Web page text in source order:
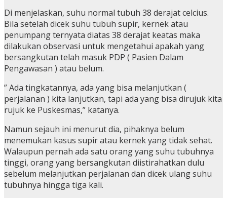
Di menjelaskan, suhu normal tubuh 38 derajat celcius.
Bila setelah dicek suhu tubuh supir, kernek atau
penumpang ternyata diatas 38 derajat keatas maka
dilakukan observasi untuk mengetahui apakah yang
bersangkutan telah masuk PDP ( Pasien Dalam
Pengawasan ) atau belum.
” Ada tingkatannya, ada yang bisa melanjutkan (
perjalanan ) kita lanjutkan, tapi ada yang bisa dirujuk kita
rujuk ke Puskesmas,” katanya.
Namun sejauh ini menurut dia, pihaknya belum
menemukan kasus supir atau kernek yang tidak sehat.
Walaupun pernah ada satu orang yang suhu tubuhnya
tinggi, orang yang bersangkutan diistirahatkan dulu
sebelum melanjutkan perjalanan dan dicek ulang suhu
tubuhnya hingga tiga kali.